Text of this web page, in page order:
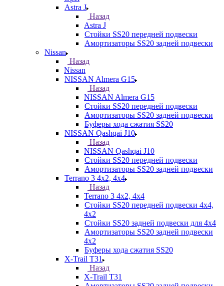
Astra J
Назад
Astra J
Стойки SS20 передней подвески
Амортизаторы SS20 задней подвески
Nissan
Назад
Nissan
NISSAN Almera G15
Назад
NISSAN Almera G15
Стойки SS20 передней подвески
Амортизаторы SS20 задней подвески
Буферы хода сжатия SS20
NISSAN Qashqai J10
Назад
NISSAN Qashqai J10
Стойки SS20 передней подвески
Амортизаторы SS20 задней подвески
Terrano 3 4х2, 4х4
Назад
Terrano 3 4х2, 4х4
Стойки SS20 передней подвески 4х4,
4x2
Стойки SS20 задней подвески для 4х4
Амортизаторы SS20 задней подвески
4х2
Буферы хода сжатия SS20
X-Trail T31
Назад
X-Trail T31